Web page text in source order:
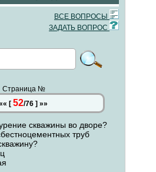
ВСЕ ВОПРОСЫ
ЗАДАТЬ ВОПРОС
Страница №
[ 52/76] »»
скважины во дворе?
труб